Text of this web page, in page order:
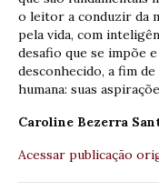
o leitor a conduzir da
pela vida, com
desafio que se impõe
desconhecido, a fim
humana: suas
Caroline Bezerra
Acessar publicação